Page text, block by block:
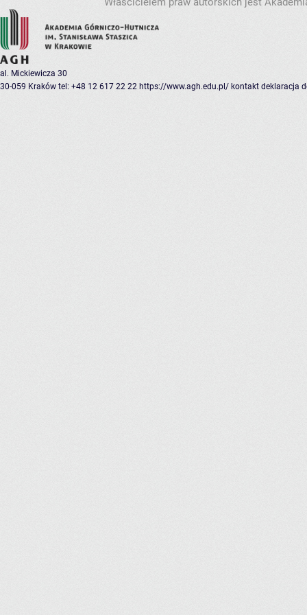
al. Mickiewicza 30
30-059 Kraków tel: +48 12 617 22 22 https://www.agh.edu.pl/ kontakt deklaracja